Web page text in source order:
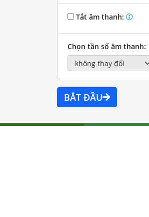
Tắt âm thanh:
Chọn tần số âm thanh:
BẮT ĐẦU